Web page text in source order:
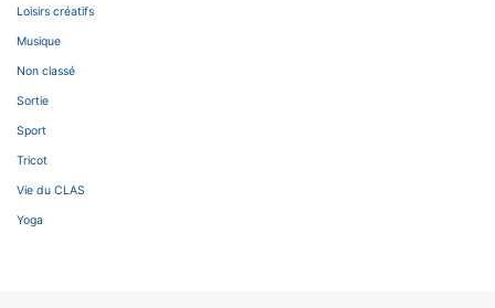
Loisirs créatifs
Musique
Non classé
Sortie
Sport
Tricot
Vie du CLAS
Yoga